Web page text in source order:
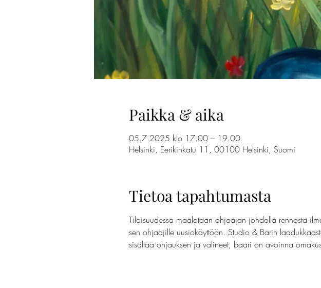
Paikka & aika
05.7.2025 klo 17.00 – 19.00
Helsinki, Eerikinkatu 11, 00100 Helsinki, Suomi
Tietoa tapahtumasta
Tilaisuudessa maalataan ohjaajan johdolla rennosta
sen ohjaajille uusiokäyttöön. Studio & Barin
sisältää ohjauksen ja välineet, baari on avoinna